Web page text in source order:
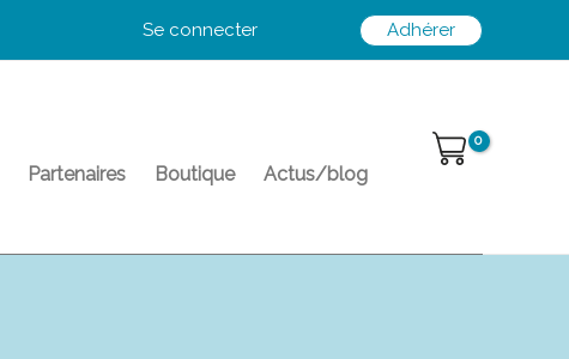
Se connecter Adhérer
Partenaires Boutique Actus/blog